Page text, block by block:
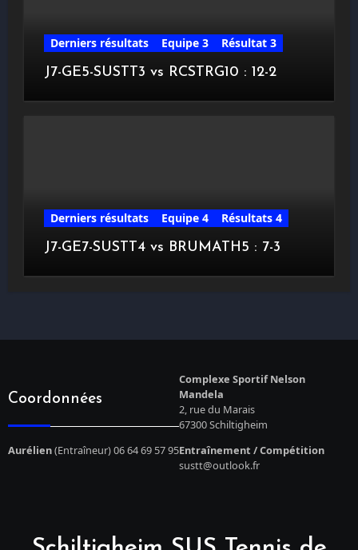
Derniers résultats Equipe 3
Résultat 3
J7-GE5-SUSTT3 vs RCSTRG10 : 12-2
Derniers résultats Equipe 4
Résultats 4
J7-GE7-SUSTT4 vs BRUMATH5 : 7-3
Coordonnées
Complexe Sportif Nelson
Mandela
2, rue du Marais
67300 Schiltigheim
Aurélien(Entraîneur) 06 64 69 57 95Entraînement / Compétition
sustt@outlook.fr